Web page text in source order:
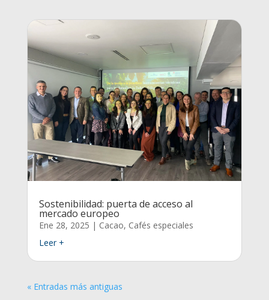
Sostenibilidad: puerta de acceso al
mercado europeo
Ene 28, 2025 | Cacao, Cafés especiales
Leer +
« Entradas más antiguas